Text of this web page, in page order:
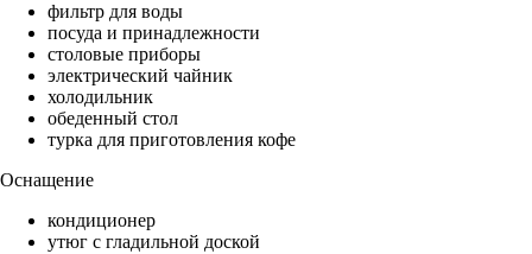
фильтр для воды
посуда и принадлежности
столовые приборы
электрический чайник
холодильник
обеденный стол
турка для приготовления кофе
Оснащение
кондиционер
утюг с гладильной доской